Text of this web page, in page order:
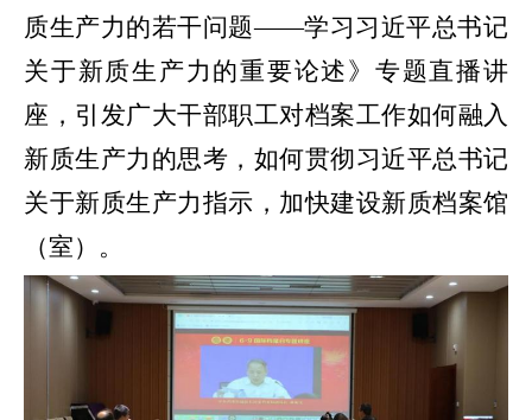
质生产力的若干问题——学习习近平总书记
关于新质生产力的重要论述》专题直播讲
座 ，引发广大干部职工对档案工作如何融入
新质生产力的思考，如何贯彻习近平总书记
关于新质生产力指示，加快建设新质档案馆
（室）。